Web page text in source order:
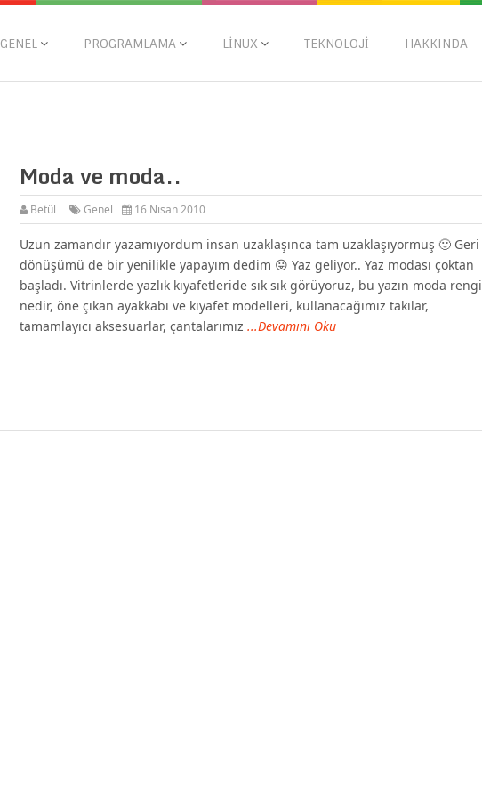
GENEL PROGRAMLAMA LINUX TEKNOLOJI HAKKINDA
Moda ve moda..
Betül Genel 16 Nisan 2010
Uzun zamandır yazamıyordum insan uzaklaşınca tam uzaklaşıyormuş 🙂 Geri
dönüşümü de bir yenilikle yapayım dedim 😛 Yaz geliyor.. Yaz modası çoktan
başladı. Vitrinlerde yazlık kıyafetleride sık sık görüyoruz, bu yazın moda rengi
nedir, öne çıkan ayakkabı ve kıyafet modelleri, kullanacağımız takılar,
tamamlayıcı aksesuarlar, çantalarımız ...Devamını Oku